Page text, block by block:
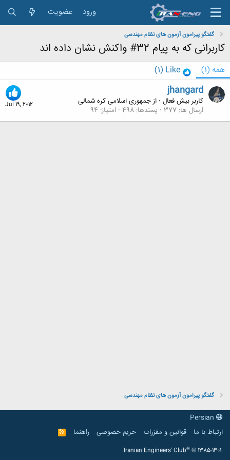
ورود عضویت
گفتگو پیرامون آزمون های نظام مهندسی
کاربرانی که به پیام 32# واکنش نشان داده اند
همه (1)
Like
(1)
Jul 19, 2012
jhangard
کاربر بیش فعال · ازجمهوری اسلامی کره شمالی
ارسال ها 377 پسندها 498 امتیاز 94
گفتگو پیرامون آزمون های نظام مهندسی
ارتباط با ما
قوانین و مقرّرات حریم خصوصی راهنما
R
S
Iranian Engineers' Club® © 1385-1401.